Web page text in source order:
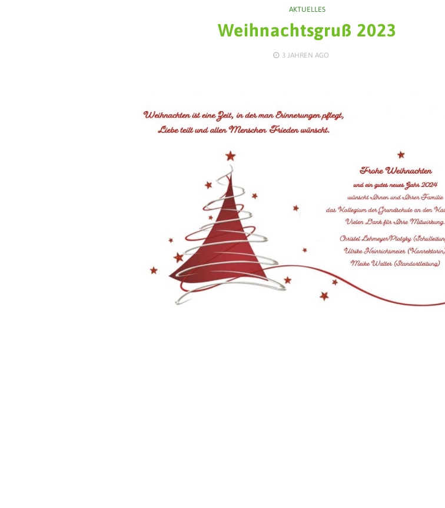
AKTUELLES
Weihnachtsgruß 2023
3 JAHREN AGO